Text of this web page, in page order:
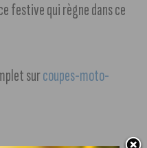
festive qui règne dans ce
surcoupes-moto-